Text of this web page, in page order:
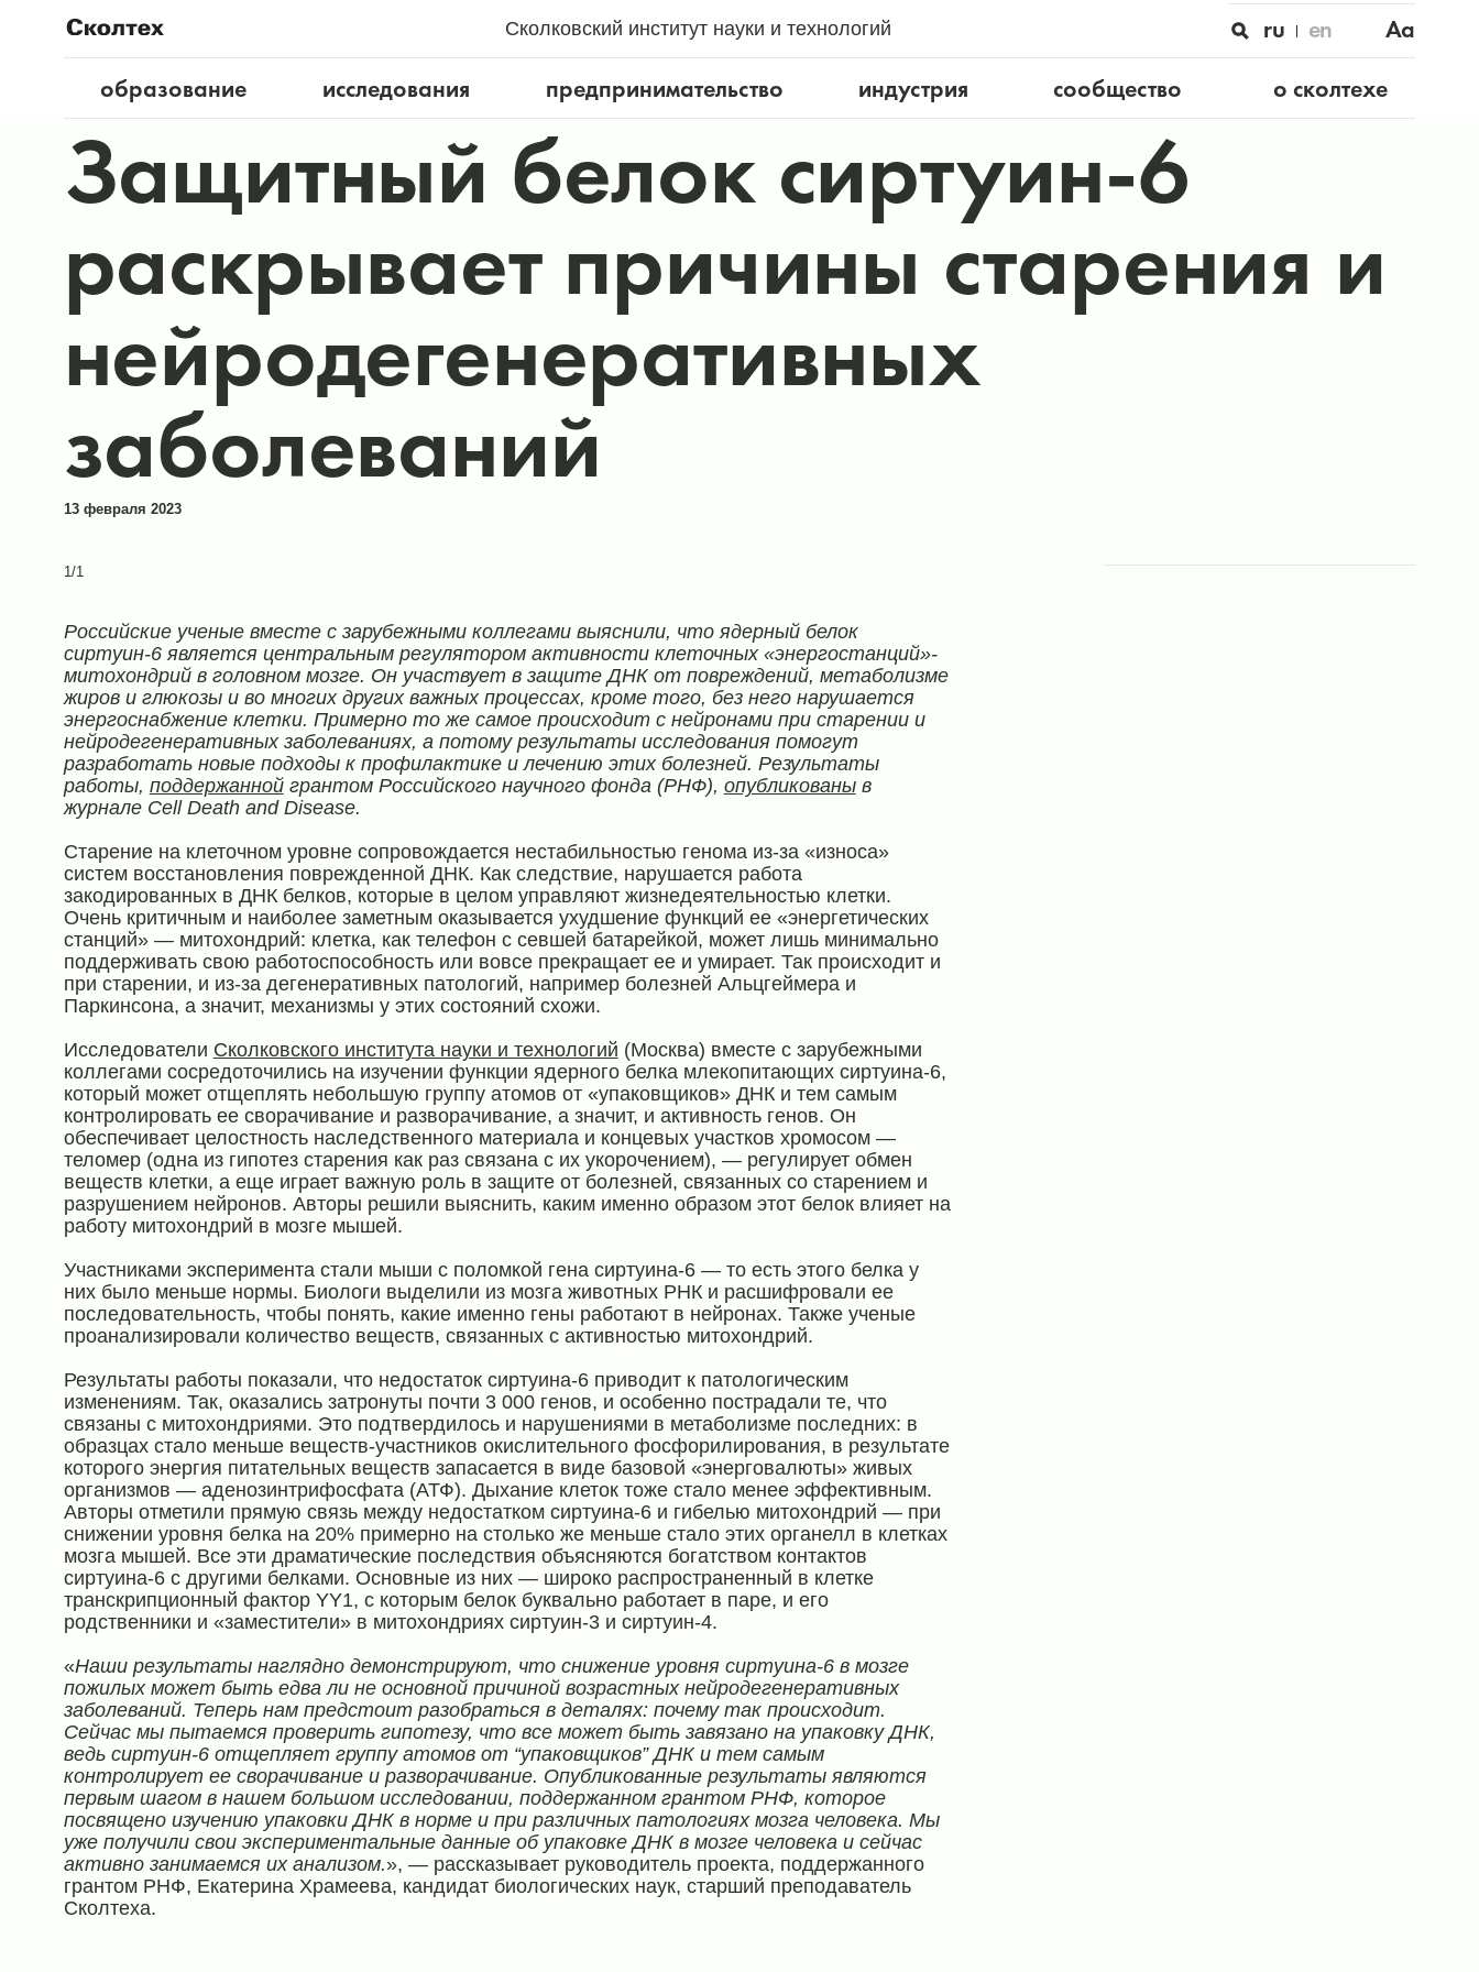
Сколковский институт науки и технологий ru en
Aa
образование
исследования предпринимательство индустрия сообщество о сколтехе
Защитный белок сиртуин-6
раскрывает причины старения и
нейродегенеративных
заболеваний
13 февраля 2023
1/1
Российские ученые вместе с зарубежными коллегами выяснили, что ядерный белок
сиртуин-6 является центральным регулятором активности клеточных «энергостанций»-
митохондрий в головном мозге. Он участвует в защите ДНК от повреждений, метаболизме
жиров и глюкозы и во многих других важных процессах, кроме того, без него нарушается
энергоснабжение клетки. Примерно то же самое происходит с нейронами при старении и
нейродегенеративных заболеваниях, а потому результаты исследования помогут
разработать новые подходы к профилактике и лечению этих болезней. Результаты
работы, поддержаннойгрантом Российского научного фонда (РНФ), опубликованыв
журнале Cell Death and Disease.
Старение на клеточном уровне сопровождается нестабильностью генома из-за «износа»
систем восстановления поврежденной ДНК. Как следствие, нарушается работа
закодированных в ДНК белков, которые в целом управляют жизнедеятельностью клетки.
Очень критичным и наиболее заметным оказывается ухудшение функций ее «энергетических
станций» — митохондрий: клетка, как телефон с севшей батарейкой, может лишь минимально
поддерживать свою работоспособность или вовсе прекращает ее и умирает. Так происходит и
при старении, и из-за дегенеративных патологий, например болезней Альцгеймера и
Паркинсона, а значит, механизмы у этих состояний схожи.
Исследователи Сколковского института науки и технологий (Москва) вместе с зарубежными
коллегами сосредоточились на изучении функции ядерного белка млекопитающих сиртуина-6,
который может отщеплять небольшую группу атомов от «упаковщиков» ДНК и тем самым
контролировать ее сворачивание и разворачивание, а значит, и активность генов. Он
обеспечивает целостность наследственного материала и концевых участков хромосом —
теломер (одна из гипотез старения как раз связана с их укорочением), — регулирует обмен
веществ клетки, а еще играет важную роль в защите от болезней, связанных со старением и
разрушением нейронов. Авторы решили выяснить, каким именно образом этот белок влияет на
работу митохондрий в мозге мышей.
Участниками эксперимента стали мыши с поломкой гена сиртуина-6 — то есть этого белка у
них было меньше нормы. Биологи выделили из мозга животных РНК и расшифровали ее
последовательность, чтобы понять, какие именно гены работают в нейронах. Также ученые
проанализировали количество веществ, связанных с активностью митохондрий.
Результаты работы показали, что недостаток сиртуина-6 приводит к патологическим
изменениям. Так, оказались затронуты почти 3 000 генов, и особенно пострадали те, что
связаны с митохондриями. Это подтвердилось и нарушениями в метаболизме последних: в
образцах стало меньше веществ-участников окислительного фосфорилирования, в результате
которого энергия питательных веществ запасается в виде базовой «энерговалюты» живых
организмов — аденозинтрифосфата (АТФ). Дыхание клеток тоже стало менее эффективным.
Авторы отметили прямую связь между недостатком сиртуина-6 и гибелью митохондрий — при
снижении уровня белка на 20% примерно на столько же меньше стало этих органелл в клетках
мозга мышей. Все эти драматические последствия объясняются богатством контактов
сиртуина-6 с другими белками. Основные из них — широко распространенный в клетке
транскрипционный фактор YY1, с которым белок буквально работает в паре, и его
родственники и «заместители» в митохондриях сиртуин-3 и сиртуин-4.
«Наши результаты наглядно демонстрируют, что снижение уровня сиртуина-6 в мозге
пожилых может быть едва ли не основной причиной возрастных нейродегенеративных
заболеваний. Теперь нам предстоит разобраться в деталях: почему так происходит.
Сейчас мы пытаемся проверить гипотезу, что все может быть завязано на упаковку ДНК,
ведь сиртуин-6 отщепляет группу атомов от “упаковщиков” ДНК и тем самым
контролирует ее сворачивание и разворачивание. Опубликованные результаты являются
первым шагом в нашем большом исследовании, поддержанном грантом РНФ, которое
посвящено изучению упаковки ДНК в норме и при различных патологиях мозга человека. Мы
уже получили свои экспериментальные данные об упаковке ДНК в мозге человека и сейчас
активно занимаемся их анализом.», — рассказывает руководитель проекта, поддержанного
грантом РНФ, Екатерина Храмеева, кандидат биологических наук, старший преподаватель
Сколтеха.